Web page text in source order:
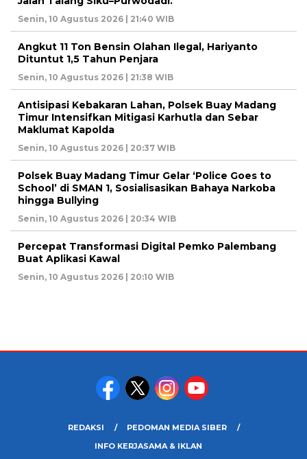
Senin, 10 Agustus 2026 | 21:40 WIB
Angkut 11 Ton Bensin Olahan Ilegal, Hariyanto
Dituntut 1,5 Tahun Penjara
Senin, 10 Agustus 2026 | 21:38 WIB
Antisipasi Kebakaran Lahan, Polsek Buay Madang
Timur Intensifkan Mitigasi Karhutla dan Sebar
Maklumat Kapolda
Senin, 10 Agustus 2026 | 20:37 WIB
Polsek Buay Madang Timur Gelar ‘Police Goes to
School’ di SMAN 1, Sosialisasikan Bahaya Narkoba
hingga Bullying
Senin, 10 Agustus 2026 | 20:34 WIB
Percepat Transformasi Digital Pemko Palembang
Buat Aplikasi Kawal
Senin, 10 Agustus 2026 | 20:10 WIB
REDAKSI
PEDOMAN MEDIA SIBER
INFO KERJASAMA & IKLAN